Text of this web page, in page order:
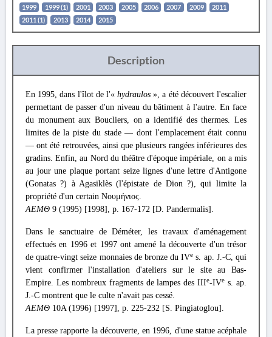
1999
1999 (1) 2001 2003 2005 2006 2007 2009
2011
2011 (1)
2013 2014 2015
Description
En 1995, dans l'îlot de l'«hydraulos», a été découvert l'escalier
permettant de passer d'un niveau du bâtiment à l'autre. En face
du monument aux Boucliers, on a identifié des thermes. Les
limites de la piste du stade — dont l'emplacement était connu
— ont été retrouvées, ainsi que plusieurs rangées inférieures des
gradins. Enfin, au Nord du théâtre d'époque impériale, on a mis
au jour une plaque portant seize lignes d'une lettre d'Antigone
(Gonatas ?) à Agasiklès (l'épistate de Dion ?), qui limite la
propriété d'un certain Νουμήνιος.
ΑΕΜΘ 9 (1995) [1998], p. 167-172 [D. Pandermalis].
Dans le sanctuaire de Déméter, les travaux d'aménagement
effectués en 1996 et 1997 ont amené la découverte d'un trésor
de quatre-vingt seize monnaies de bronze du IVe s. ap. J.-C, qui
vient confirmer l'installation d'ateliers sur le site au Bas-
Empire. Les nombreux fragments de lampes des IIΙe-IVe s. ap.
J.-C montrent que le culte n'avait pas cessé.
ΑΕΜΘ 10Α (1996) [1997], p. 225-232 [S. Pingiatoglou].
La presse rapporte la découverte, en 1996, d'une statue acéphale